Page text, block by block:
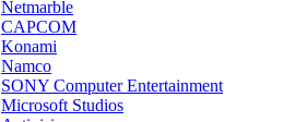
Netmarble
CAPCOM
Konami
Namco
SONY Computer Entertainment
Microsoft Studios